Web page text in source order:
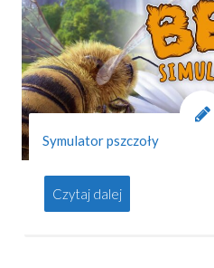
Symulator pszczoły
Czytaj dalej